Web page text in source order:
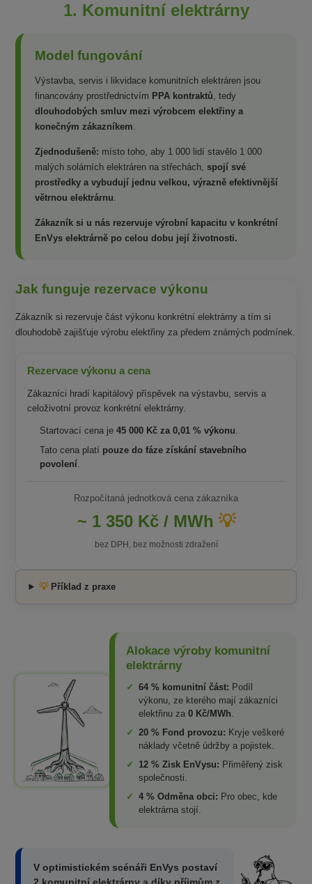
1. Komunitní elektrárny
Model fungování
Výstavba, servis i likvidace komunitních elektráren jsou
financovány prostřednictvím PPA kontraktů, tedy
dlouhodobých smluv mezi výrobcem elektřiny a
konečným zákazníkem.
Zjednodušeně: místo toho, aby 1 000 lidí stavělo 1 000
malých solárních elektráren na střechách,spojí své
prostředky a vybudují jednu velkou, výrazně efektivnější
větrnou elektrárnu.
Zákazník si u nás rezervuje výrobní kapacitu v konkrétní
EnVys elektrárně po celou dobu její životnosti.
Jak funguje rezervace výkonu
Zákazník si rezervuje část výkonu konkrétní elektrárny a tím si
dlouhodobě zajišťuje výrobu elektřiny za předem známých podmínek.
Rezervace výkonu a cena
Zákazníci hradí kapitálový příspěvek na výstavbu, servis a
celoživotní provoz konkrétní elektrárny.
Startovací cena je45 000 Kč za 0,01 % výkonu.
Tato cena platí pouze do fáze získání stavebního
povolení.
Rozpočítaná jednotková cena zákazníka
~ 1 350 Kč / MWh 💡
bez DPH, bez možnosti zdražení
💡Příklad z praxe
Alokace výroby komunitní
elektrárny
✓ 64 % komunitní část: Podíl
výkonu, ze kterého mají zákazníci
elektřinu za 0 Kč/MWh.
✓
20 % Fond provozu: Kryje veškeré
náklady včetně údržby a pojistek.
✓
12 % Zisk EnVysu: Přiměřený zisk
společnosti.
✓
4 % Odměna obci: Pro obec, kde
elektrárna stojí.
V optimistickém scénáři EnVys postaví